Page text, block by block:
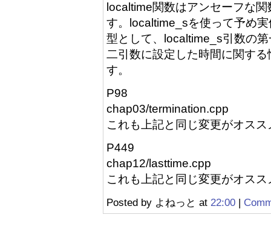
localtime関数はアンセーフな
す。localtime_sを使って予め
型として、localtime_s引数の
二引数に設定した時間に関す
す。
P98
chap03/termination.cpp
これも上記と同じ変更がオスス
P449
chap12/lasttime.cpp
これも上記と同じ変更がオスス
Posted by よねっと at 22:00 |